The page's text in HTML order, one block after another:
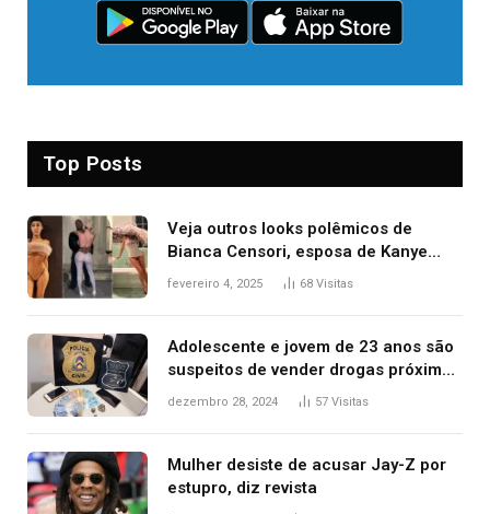
Top Posts
Veja outros looks polêmicos de
Bianca Censori, esposa de Kanye
West que apareceu nua no Grammy
fevereiro 4, 2025 68 Visitas
Adolescente e jovem de 23 anos são
suspeitos de vender drogas próximo
de delegacia e escola, diz polícia
dezembro 28, 2024 57 Visitas
Mulher desiste de acusar Jay-Z por
estupro, diz revista